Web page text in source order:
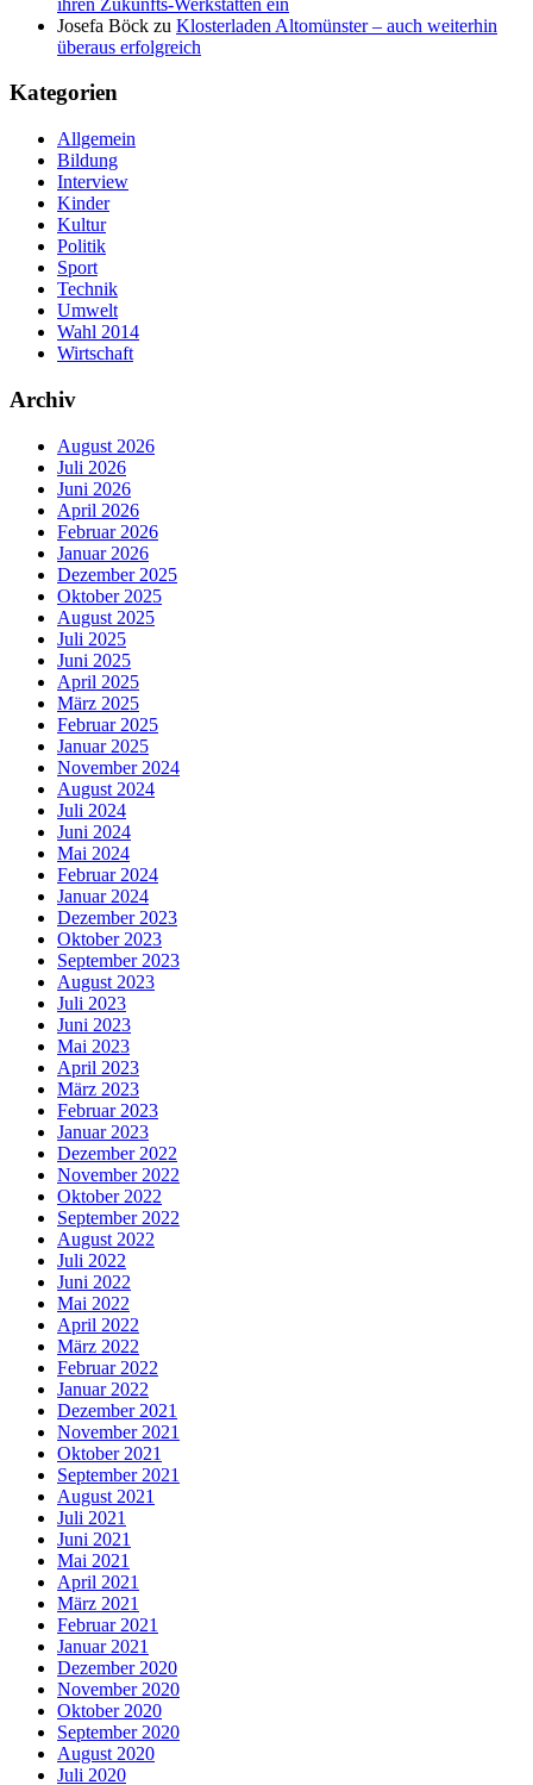
Josefa Böck zu Klosterladen Altomünster – auch weiterhin
überaus erfolgreich
Kategorien
Allgemein
Bildung
Interview
Kinder
Kultur
Politik
Sport
Technik
Umwelt
Wahl 2014
Wirtschaft
Archiv
August 2026
Juli 2026
Juni 2026
April 2026
Februar 2026
Januar 2026
Dezember 2025
Oktober 2025
August 2025
Juli 2025
Juni 2025
April 2025
März 2025
Februar 2025
Januar 2025
November 2024
August 2024
Juli 2024
Juni 2024
Mai 2024
Februar 2024
Januar 2024
Dezember 2023
Oktober 2023
September 2023
August 2023
Juli 2023
Juni 2023
Mai 2023
April 2023
März 2023
Februar 2023
Januar 2023
Dezember 2022
November 2022
Oktober 2022
September 2022
August 2022
Juli 2022
Juni 2022
Mai 2022
April 2022
März 2022
Februar 2022
Januar 2022
Dezember 2021
November 2021
Oktober 2021
September 2021
August 2021
Juli 2021
Juni 2021
Mai 2021
April 2021
März 2021
Februar 2021
Januar 2021
Dezember 2020
November 2020
Oktober 2020
September 2020
August 2020
Juli 2020